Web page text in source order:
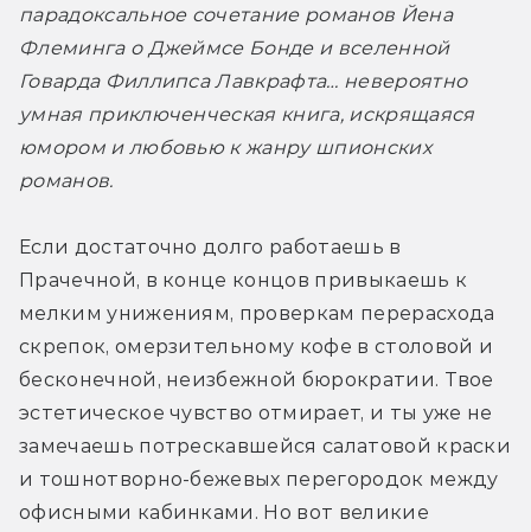
парадоксальное сочетание романов Йена
Флеминга о Джеймсе Бонде и вселенной
Говарда Филлипса Лавкрафта… невероятно
умная приключенческая книга, искрящаяся
юмором и любовью к жанру шпионских
романов.
Если достаточно долго работаешь в
Прачечной, в конце концов привыкаешь к
мелким унижениям, проверкам перерасхода
скрепок, омерзительному кофе в столовой и
бесконечной, неизбежной бюрократии. Твое
эстетическое чувство отмирает, и ты уже не
замечаешь потрескавшейся салатовой краски
и тошнотворно-бежевых перегородок между
офисными кабинками. Но вот великие